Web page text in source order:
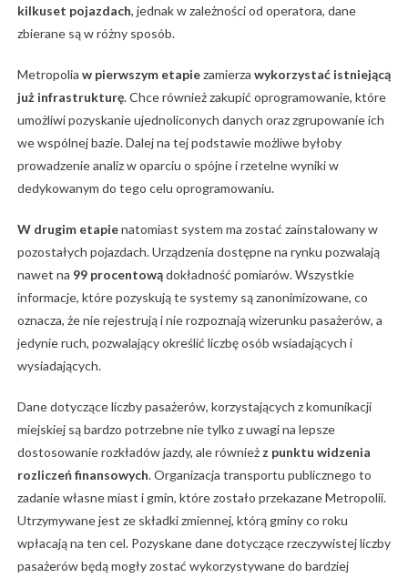
kilkuset pojazdach, jednak w zależności od operatora, dane
zbierane są w różny sposób.
Metropolia w pierwszym etapiezamierza wykorzystać istniejącą
już infrastrukturę. Chce również zakupić oprogramowanie, które
umożliwi pozyskanie ujednoliconych danych oraz zgrupowanie ich
we wspólnej bazie. Dalej na tej podstawie możliwe byłoby
prowadzenie analiz w oparciu o spójne i rzetelne wyniki w
dedykowanym do tego celu oprogramowaniu.
W drugim etapienatomiast system ma zostać zainstalowany w
pozostałych pojazdach. Urządzenia dostępne na rynku pozwalają
nawet na 99 procentowądokładność pomiarów. Wszystkie
informacje, które pozyskują te systemy są zanonimizowane, co
oznacza, że nie rejestrują i nie rozpoznają wizerunku pasażerów, a
jedynie ruch, pozwalający określić liczbę osób wsiadających i
wysiadających.
Dane dotyczące liczby pasażerów, korzystających z komunikacji
miejskiej są bardzo potrzebne nie tylko z uwagi na lepsze
dostosowanie rozkładów jazdy, ale również z punktu widzenia
rozliczeń finansowych. Organizacja transportu publicznego to
zadanie własne miast i gmin, które zostało przekazane Metropolii.
Utrzymywane jest ze składki zmiennej, którą gminy co roku
wpłacają na ten cel. Pozyskane dane dotyczące rzeczywistej liczby
pasażerów będą mogły zostać wykorzystywane do bardziej